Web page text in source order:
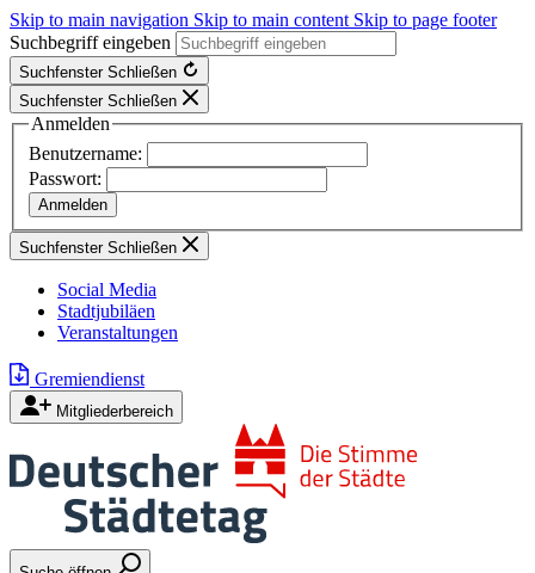
Skip to main navigation Skip to main content Skip to page footer
Suchbegriff eingeben
Suchfenster Schließen
Suchfenster Schließen
Anmelden
Benutzername:
Passwort:
Suchfenster Schließen
Social Media
Stadtjubiläen
Veranstaltungen
Gremiendienst
Mitgliederbereich